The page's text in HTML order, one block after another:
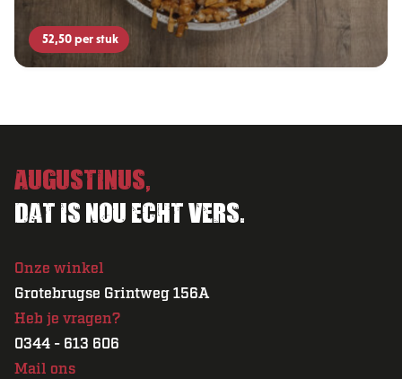
52,50per stuk
Augustinus,
Dat is nou echt vers.
Onze winkel
Grotebrugse Grintweg 156A
Heb je vragen?
0344 - 613 606
Mail ons